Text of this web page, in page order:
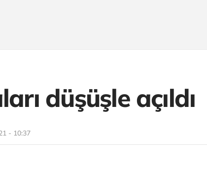
düşüşle açıldı
- 10:37